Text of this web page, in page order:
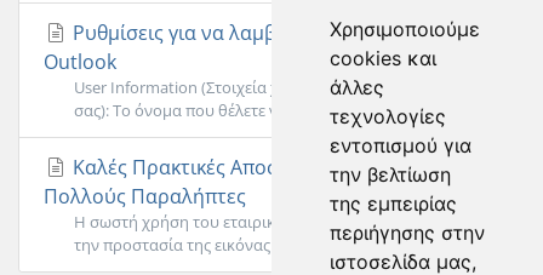
Χρησιμοποιούμε
cookies και
άλλες
τεχνολογίες
εντοπισμού για
την βελτίωση
της εμπειρίας
περιήγησης στην
ιστοσελίδα μας,
Ρυθμίσεις για να λαμβάνετε τα e- mail σας με
Outlook
User Information (Στοιχεία χρήστη)Your Name (Το όνομά
σας): Το όνομα που θέλετε να εμφανίζεται...
Καλές Πρακτικές Αποστολής E-mail σε
Πολλούς Παραλήπτες
Η σωστή χρήση του εταιρικού e-mail είναι απαραίτητη για
την προστασία της εικόνας της επιχείρησής...